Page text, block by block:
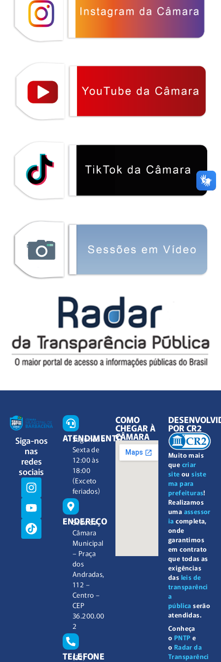
Siga-nos
nas
redes
sociais
ATENDIMENTO
Segunda à
Sexta de
12:00 às
18:00
(Exceto
feriados)
ENDEREÇO
Sede da
Câmara
Municipal
– Praça
dos
Andradas,
112 –
Centro –
CEP
36.200.00
2
TELEFONE
(32)
COMO
CHEGAR À
CÂMARA
Muito mais
que criar
site ousiste
ma para
prefeituras!
Realizamos
uma assessor
ia completa,
onde
garantimos
em contrato
que todas as
exigências
das leis de
transparênci
a
pública serão
atendidas.
Conheça
o PNTP e
o Radar da
Transparênci
POR CR2